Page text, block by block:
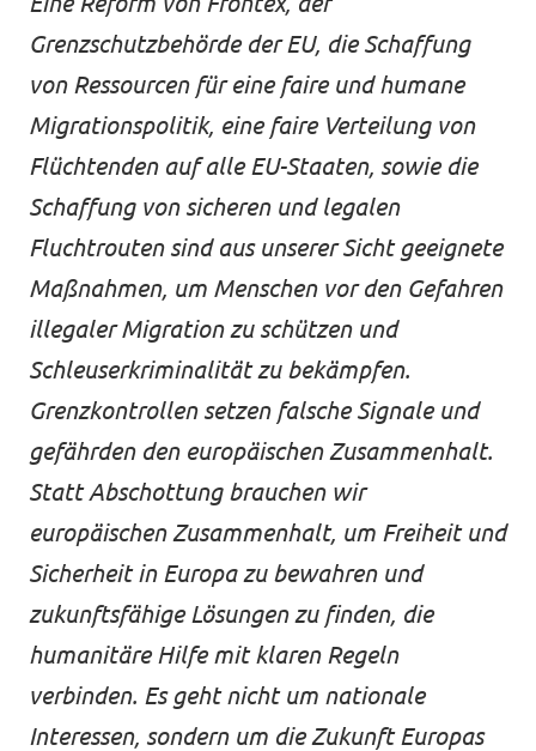
Grenzschutzbehörde der EU, die Schaffung
von Ressourcen für eine faire und humane
Migrationspolitik, eine faire Verteilung von
Flüchtenden auf alle EU-Staaten, sowie die
Schaffung von sicheren und legalen
Fluchtrouten sind aus unserer Sicht geeignete
Maßnahmen, um Menschen vor den Gefahren
illegaler Migration zu schützen und
Schleuserkriminalität zu bekämpfen.
Grenzkontrollen setzen falsche Signale und
gefährden den europäischen Zusammenhalt.
Statt Abschottung brauchen wir
europäischen Zusammenhalt, um Freiheit und
Sicherheit in Europa zu bewahren und
zukunftsfähige Lösungen zu finden, die
humanitäre Hilfe mit klaren Regeln
verbinden. Es geht nicht um nationale
Interessen, sondern um die Zukunft Europas